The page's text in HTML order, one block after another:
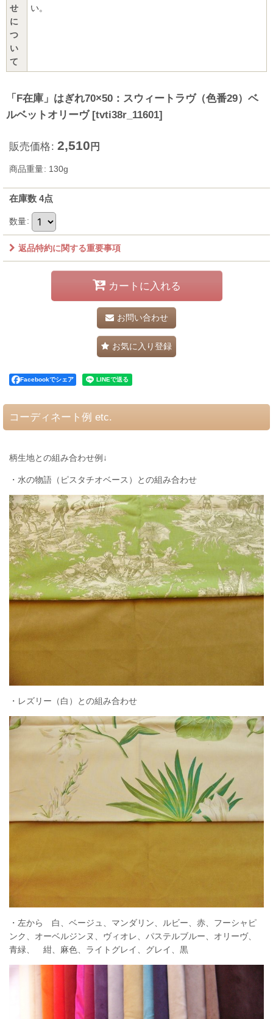
せ
に
つ
い
て
い。
「F在庫」はぎれ70×50：スウィートラヴ（色番29）ベ
ルベットオリーヴ [tvti38r_11601]
販売価格: 2,510 円
商品重量: 130g
在庫数 4点
数量:
返品特約に関する重要事項
カートに入れる
お問い合わせ
お気に入り登録
Facebookでシェア
コーディネート例 etc.
柄生地との組み合わせ例↓
・水の物語（ピスタチオベース）との組み合わせ
・レズリー（白）との組み合わせ
・左から 白、ベージュ、マンダリン、ルビー、赤、フーシャピ
ンク、オーベルジンヌ、ヴィオレ、パステルブルー、オリーヴ、
青緑、 紺、麻色、ライトグレイ、グレイ、黒